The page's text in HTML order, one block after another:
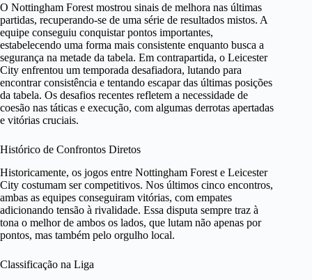
O Nottingham Forest mostrou sinais de melhora nas últimas
partidas, recuperando-se de uma série de resultados mistos. A
equipe conseguiu conquistar pontos importantes,
estabelecendo uma forma mais consistente enquanto busca a
segurança na metade da tabela. Em contrapartida, o Leicester
City enfrentou um temporada desafiadora, lutando para
encontrar consistência e tentando escapar das últimas posições
da tabela. Os desafios recentes refletem a necessidade de
coesão nas táticas e execução, com algumas derrotas apertadas
e vitórias cruciais.
Histórico de Confrontos Diretos
Historicamente, os jogos entre Nottingham Forest e Leicester
City costumam ser competitivos. Nos últimos cinco encontros,
ambas as equipes conseguiram vitórias, com empates
adicionando tensão à rivalidade. Essa disputa sempre traz à
tona o melhor de ambos os lados, que lutam não apenas por
pontos, mas também pelo orgulho local.
Classificação na Liga